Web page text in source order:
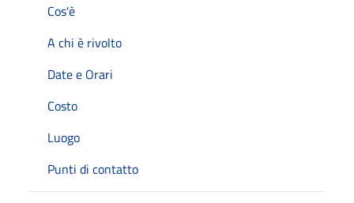
Cos'è
A chi è rivolto
Date e Orari
Costo
Luogo
Punti di contatto